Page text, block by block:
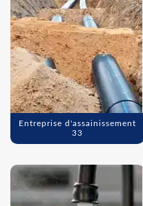
Entreprise d'assainissement
33